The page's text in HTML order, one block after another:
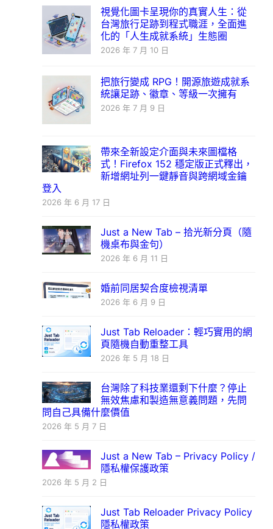
視覺化圖卡呈現你的真實人生：從
台灣旅行足跡到程式職涯，全面進
化的「人生成就系統」生態圈
2026 年 7 月 10 日
把旅行變成 RPG！開源旅遊成就系
統讓足跡、徽章、等級一次擁有
2026 年 7 月 9 日
帶來全新設定介面與未來圖檔格
式！Firefox 152 穩定版正式釋出，
新增網址列一鍵靜音與跨網域金鑰
登入
2026 年 6 月 17 日
Just a New Tab – 拾光新分頁（隨
機桌布與金句）
2026 年 6 月 11 日
婚前同居契合度檢視清單
2026 年 6 月 9 日
Just Tab Reloader：輕巧實用的網
頁隨機自動重整工具
2026 年 5 月 18 日
台灣除了科技業還剩下什麼？停止
無效焦慮和製造無意義問題，先問
問自己具備什麼價值
2026 年 5 月 7 日
Just a New Tab – Privacy Policy /
隱私權保護政策
2026 年 5 月 2 日
Just Tab Reloader Privacy Policy
隱私權政策